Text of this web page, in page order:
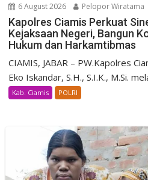
6 August 2026 Pelopor Wiratama
Kapolres Ciamis Perkuat
Kejaksaan Negeri, Bangun
Hukum dan Harkamtibmas
CIAMIS, JABAR – PW.Kapolres
Eko Iskandar, S.H., S.I.K., M.Si.
Kab. Ciamis POLRI